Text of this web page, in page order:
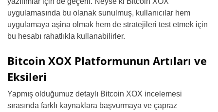
uygulamasında bu olanak sunulmuş, kullanıcılar hem
uygulamaya aşina olmak hem de stratejileri test etmek için
bu hesabı rahatlıkla kullanabilirler.
Bitcoin XOX Platformunun Artıları ve
Eksileri
Yapmış olduğumuz detaylı Bitcoin XOX incelemesi
sırasında farklı kaynaklara başvurmaya ve çapraz